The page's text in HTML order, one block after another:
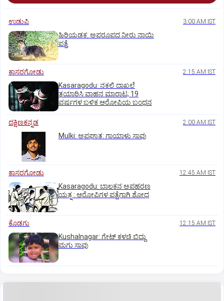
ಉಡುಪಿ 3:00 AM IST
ಹಿರಿಯಡಕ: ಅಪರೂಪದ ನೀರು ನಾಯಿ
ಪತ್ತೆ
ಕಾಸರಗೋಡು 2:15 AM IST
Kasaragodu: ನಕಲಿ ದಾಖಲೆ
ತಯಾರಿಸಿ ವಾಹನ ಮಾರಾಟ; 19
ವರ್ಷಗಳ ಬಳಿಕ ಆರೋಪಿಯ ಬಂಧನ
ದಕ್ಷಿಣಕನ್ನಡ 2:00 AM IST
Mulki: ಅಪಘಾತ: ಗಾಯಾಳು ಸಾವು
ಕಾಸರಗೋಡು 12:45 AM IST
Kasaragodu: ಬಾಲಕನ ಅಪಹರಣ
ಯತ್ನ : ಆರೋಪಿಗಳ ಪತ್ತೆಗಾಗಿ ಶೋಧ
ಕೊಡಗು 12:15 AM IST
Kushalnagar: ಗೇಟ್ ಕಳಚಿ ಬಿದ್ದು
ಮಗು ಸಾವು